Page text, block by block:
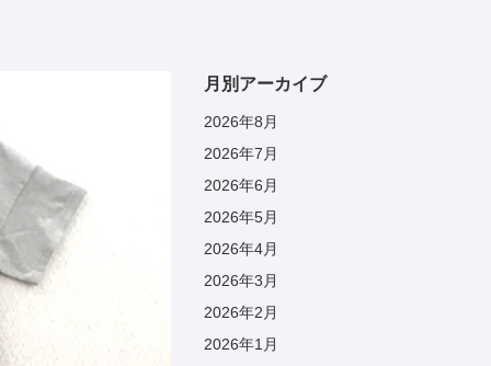
月別アーカイブ
2026年8月
2026年7月
2026年6月
2026年5月
2026年4月
2026年3月
2026年2月
2026年1月